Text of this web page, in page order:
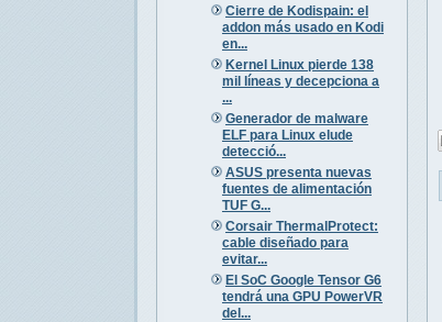
Cierre de Kodispain: el
addon más usado en Kodi
en...
Kernel Linux pierde 138
mil líneas y decepciona a
...
Generador de malware
ELF para Linux elude
detecció...
ASUS presenta nuevas
fuentes de alimentación
TUF G...
Corsair ThermalProtect:
cable diseñado para
evitar...
El SoC Google Tensor G6
tendrá una GPU PowerVR
del...